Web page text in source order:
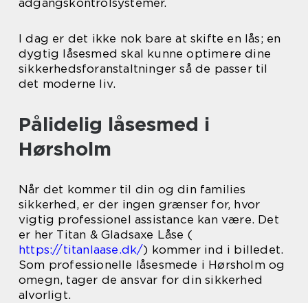
adgangskontrolsystemer.
I dag er det ikke nok bare at skifte en lås; en
dygtig låsesmed skal kunne optimere dine
sikkerhedsforanstaltninger så de passer til
det moderne liv.
Pålidelig låsesmed i
Hørsholm
Når det kommer til din og din families
sikkerhed, er der ingen grænser for, hvor
vigtig professionel assistance kan være. Det
er her Titan & Gladsaxe Låse (
https://titanlaase.dk/) kommer ind i billedet.
Som professionelle låsesmede i Hørsholm og
omegn, tager de ansvar for din sikkerhed
alvorligt.